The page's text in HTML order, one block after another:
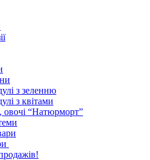
з зеленню
з квітами
“Натюрморт”